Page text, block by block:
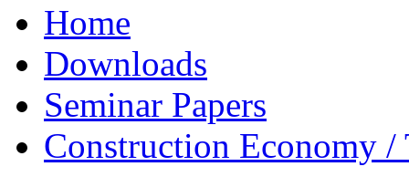
Home
Downloads
Seminar Papers
Construction Economy /